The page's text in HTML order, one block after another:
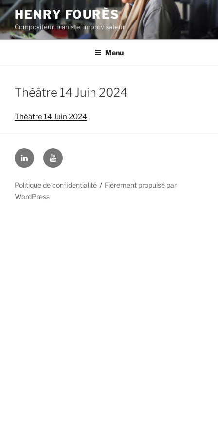
Aller
au
contenu
principal
HENRY FOURÈS
Compositeur, pianiste, improvisateur
Menu
Théâtre 14 Juin 2024
Théâtre 14 Juin 2024
LinkedinYouTube
Politique de confidentialité
Fièrement propulsé par
WordPress